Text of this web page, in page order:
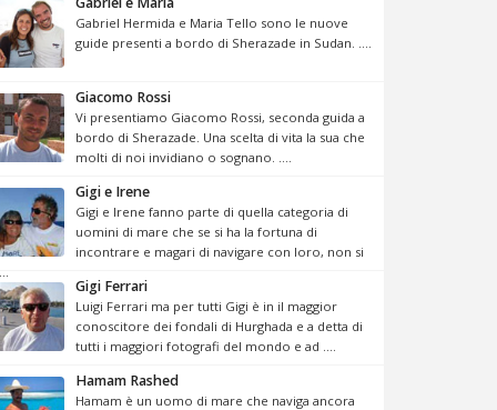
Gabriel Hermida e Maria Tello sono le nuove
guide presenti a bordo di Sherazade in Sudan. ....
Giacomo Rossi
Vi presentiamo Giacomo Rossi, seconda guida a
bordo di Sherazade. Una scelta di vita la sua che
molti di noi invidiano o sognano. ....
Gigi e Irene
Gigi e Irene fanno parte di quella categoria di
uomini di mare che se si ha la fortuna di
incontrare e magari di navigare con loro, non si
Gigi Ferrari
Luigi Ferrari ma per tutti Gigi è in il maggior
conoscitore dei fondali di Hurghada e a detta di
tutti i maggiori fotografi del mondo e ad ....
Hamam Rashed
Hamam è un uomo di mare che naviga ancora